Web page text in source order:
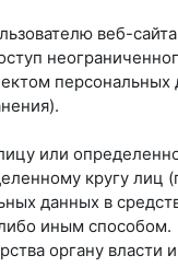
веб-сайта
или
кругу лиц
данных в
иным способом.
органу власти